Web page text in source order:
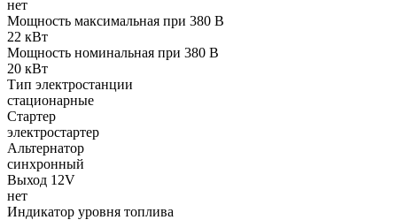
нет
Мощность максимальная при 380 В
22 кВт
Мощность номинальная при 380 В
20 кВт
Тип электростанции
стационарные
Стартер
электростартер
Альтернатор
синхронный
Выход 12V
нет
Индикатор уровня топлива